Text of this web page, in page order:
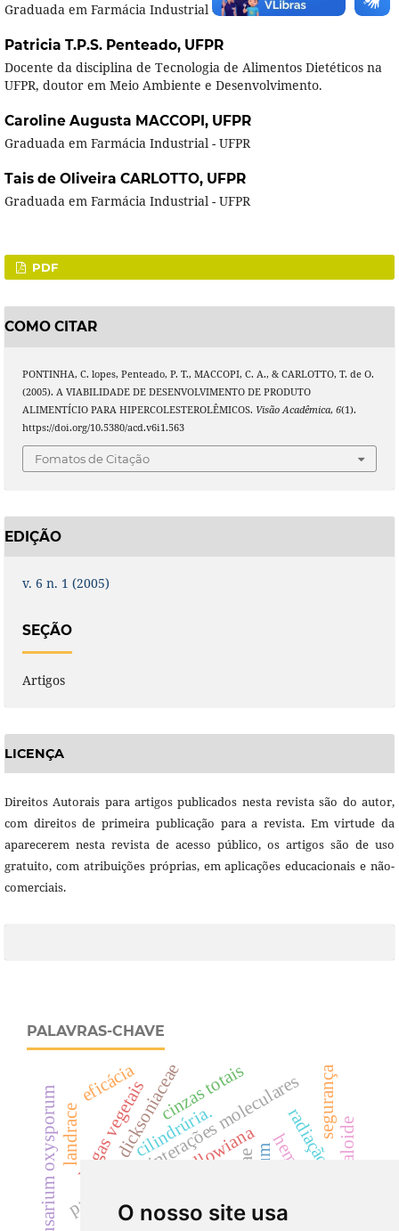
O nosso site usa
Graduada em Farmácia Industrial - UFPR
Patricia T.P.S. Penteado, UFPR
Docente da disciplina de Tecnologia de Alimentos Dietéticos na
UFPR, doutor em Meio Ambiente e Desenvolvimento.
Caroline Augusta MACCOPI, UFPR
Graduada em Farmácia Industrial - UFPR
Tais de Oliveira CARLOTTO, UFPR
Graduada em Farmácia Industrial - UFPR
PDF
COMO CITAR
PONTINHA, C. lopes, Penteado, P. T., MACCOPI, C. A., & CARLOTTO, T. de O.
(2005). A VIABILIDADE DE DESENVOLVIMENTO DE PRODUTO
ALIMENTÍCIO PARA HIPERCOLESTEROLÊMICOS. Visão Acadêmica, 6(1).
https://doi.org/10.5380/acd.v6i1.563
Fomatos de Citação
EDIÇÃO
v. 6 n. 1 (2005)
SEÇÃO
Artigos
LICENÇA
Direitos Autorais para artigos publicados nesta revista são do autor,
com direitos de primeira publicação para a revista. Em virtude da
aparecerem nesta revista de acesso público, os artigos são de uso
gratuito, com atribuições próprias, em aplicações educacionais e não-
comerciais.
PALAVRAS-CHAVE
predição de interações moleculares
dicksoniaceae
dicksonia sellowianacylindrocladium
fusarium oxysporum acácias
cilindrúria.
uréia
hematúria
drogas vegetais radiação gama
landrace
rutaceae
cinzas totais segurança
eficácia
alcaloide